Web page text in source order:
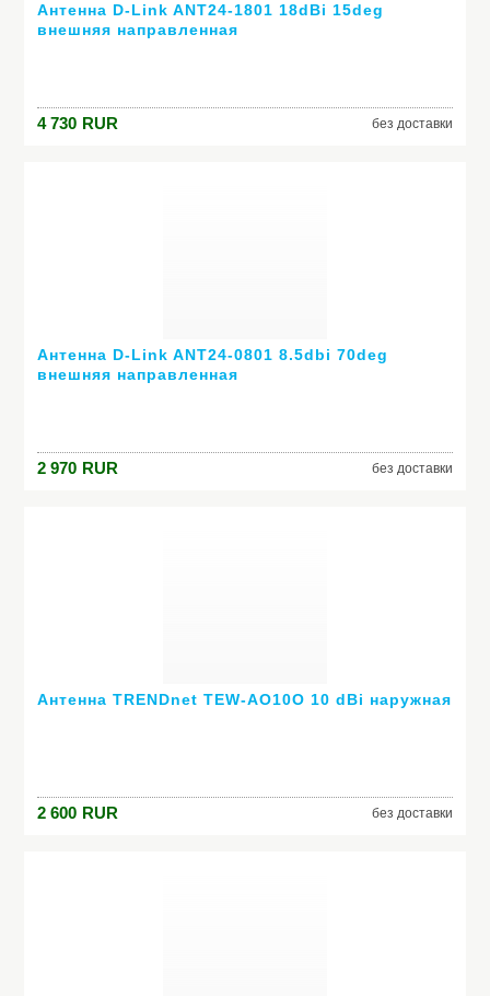
Антенна D-Link ANT24-1801 18dBi 15deg
внешняя направленная
4 730 RUR без доставки
Антенна D-Link ANT24-0801 8.5dbi 70deg
внешняя направленная
2 970 RUR без доставки
Антенна TRENDnet TEW-AO10O 10 dBi наружная
2 600 RUR без доставки